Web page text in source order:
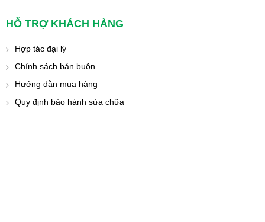
HỖ TRỢ KHÁCH HÀNG
Hợp tác đại lý
Chính sách bán buôn
Hướng dẫn mua hàng
Quy định bảo hành sửa chữa